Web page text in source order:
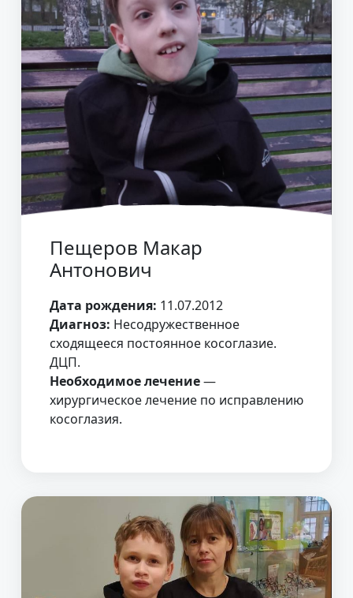
Пещеров Макар
Антонович
Дата рождения: 11.07.2012
Диагноз: Несодружественное
сходящееся постоянное косоглазие.
ДЦП.
Необходимое лечение—
хирургическое лечение по исправлению
косоглазия.